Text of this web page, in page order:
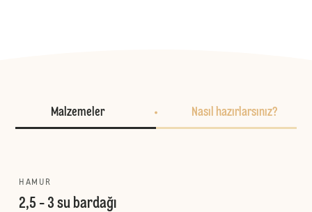
Malzemeler Nasıl hazırlarsınız?
HAMUR
2,5 - 3 su bardağı